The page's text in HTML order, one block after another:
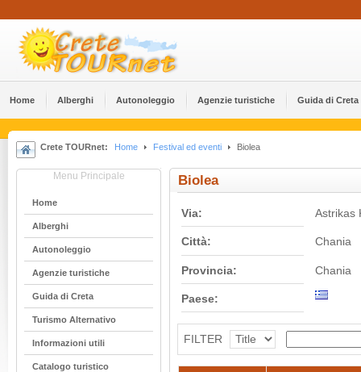
Home Alberghi Αutonoleggio Agenzie turistiche Guida di Creta
Crete TOURnet: Home Festival ed eventi Biolea
Menu Principale
Home
Alberghi
Αutonoleggio
Agenzie turistiche
Guida di Creta
Turismo Alternativo
Informazioni utili
Catalogo turistico
Biolea
Via: Astrikas
Città: Chania
Provincia: Chania
Paese:
FILTER